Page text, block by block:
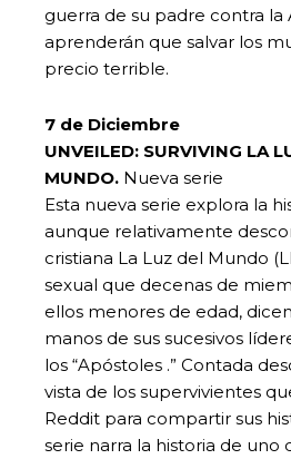
guerra de su padre contra la
aprenderán que salvar los
precio terrible.
7 de Diciembre
UNVEILED: SURVIVING LA
MUNDO. Nueva serie
Esta nueva serie explora la
aunque relativamente
cristiana La Luz del Mundo
sexual que decenas de
ellos menores de edad,
manos de sus sucesivos
los “Apóstoles .” Contada
vista de los supervivientes
Reddit para compartir sus
serie narra la historia de uno